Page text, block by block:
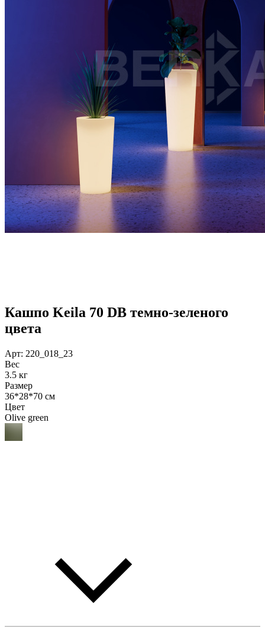
Кашпо Keila 70 DB темно-зеленого
цвета
Арт: 220_018_23
Вес
3.5 кг
Размер
36*28*70 см
Цвет
Olive green